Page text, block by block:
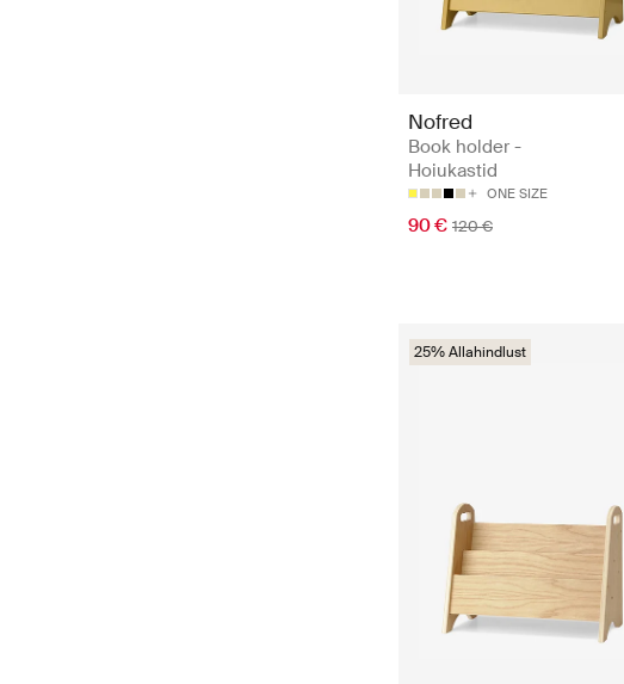
Nofred
Book holder -
Hoiukastid
ONE SIZE
90 € 120 €
25% Allahindlust